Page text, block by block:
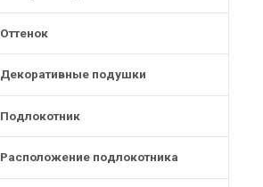
Оттенок
Декоративные подушки
Подлокотник
Расположение подлокотника